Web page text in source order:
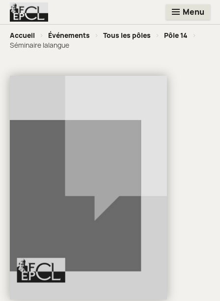
Menu
Accueil > Événements > Tous les pôles > Pôle 14
>
Séminaire lalangue